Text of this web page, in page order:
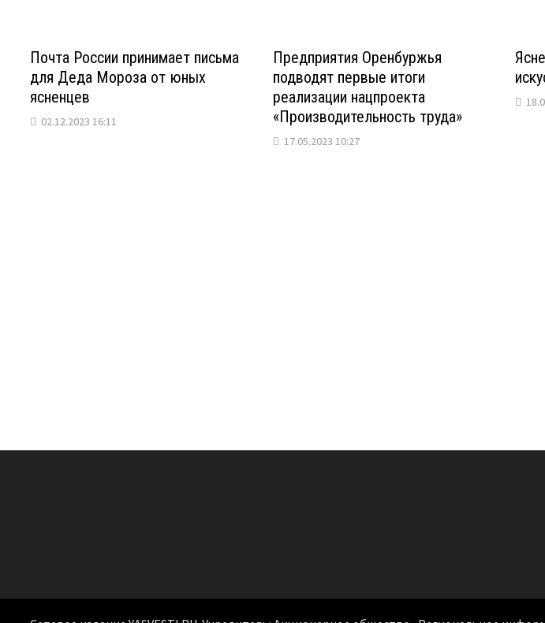
Почта России принимает письма
для Деда Мороза от юных
ясненцев
02.12.2023 16:11
Предприятия Оренбуржья
подводят первые итоги
реализации нацпроекта
«Производительность труда»
17.05.2023 10:27